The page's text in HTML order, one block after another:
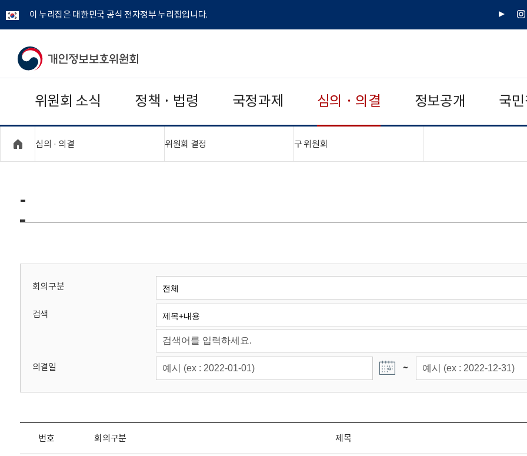
이 누리집은 대한민국 공식 전자정부 누리집입니다.
유
인
개
보
보
위
회
위원회 소식 정책 · 법령 국정과제 심의 · 의결 정보공개 국
심의 · 의결 위원회 결정 구 위원회
-
회의구분
검색
의결일 ~
번호 회의구분 제목